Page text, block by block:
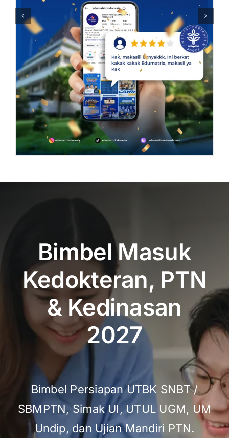
Bimbel Masuk
Kedokteran, PTN
& Kedinasan
2027
Bimbel Persiapan UTBK SNBT /
SBMPTN, Simak UI, UTUL UGM, UM
Undip, dan Ujian Mandiri PTN.